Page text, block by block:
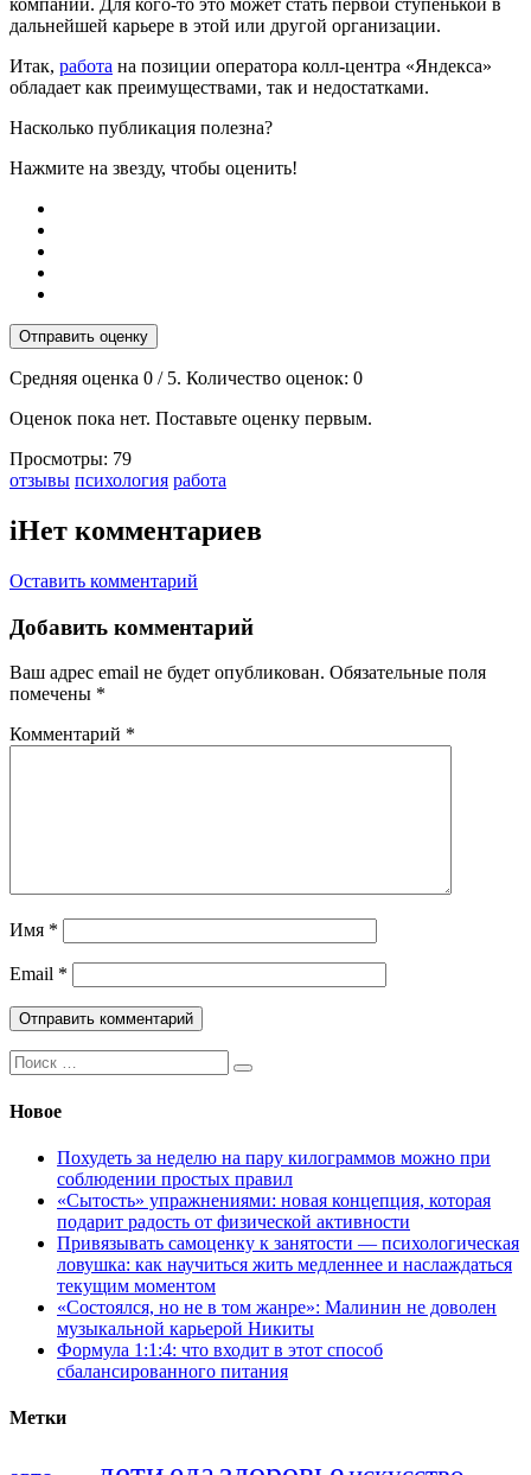
компании. Для кого-то это может стать первой ступенькой в
дальнейшей карьере в этой или другой организации.
Итак, работа на позиции оператора колл-центра «Яндекса»
обладает как преимуществами, так и недостатками.
Насколько публикация полезна?
Нажмите на звезду, чтобы оценить!
Отправить оценку
Средняя оценка 0 / 5. Количество оценок: 0
Оценок пока нет. Поставьте оценку первым.
Просмотры: 79
Тэги:
отзывы психология работа
iНет комментариев
Оставить комментарий
Добавить комментарий
Ваш адрес email не будет опубликован. Обязательные поля
помечены *
Комментарий *
Имя *
Email *
Поиск:
Новое
Похудеть за неделю на пару килограммов можно при
соблюдении простых правил
«Сытость» упражнениями: новая концепция, которая
подарит радость от физической активности
Привязывать самоценку к занятости — психологическая
ловушка: как научиться жить медленнее и наслаждаться
текущим моментом
«Состоялся, но не в том жанре»: Малинин не доволен
музыкальной карьерой Никиты
Формула 1:1:4: что входит в этот способ
сбалансированного питания
Метки